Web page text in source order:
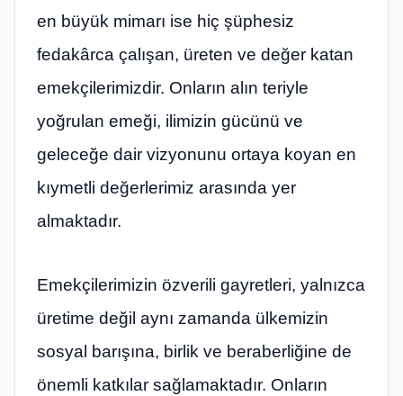
en büyük mimarı ise hiç şüphesiz
fedakârca çalışan, üreten ve değer katan
emekçilerimizdir. Onların alın teriyle
yoğrulan emeği, ilimizin gücünü ve
geleceğe dair vizyonunu ortaya koyan en
kıymetli değerlerimiz arasında yer
almaktadır.
Emekçilerimizin özverili gayretleri, yalnızca
üretime değil aynı zamanda ülkemizin
sosyal barışına, birlik ve beraberliğine de
önemli katkılar sağlamaktadır. Onların